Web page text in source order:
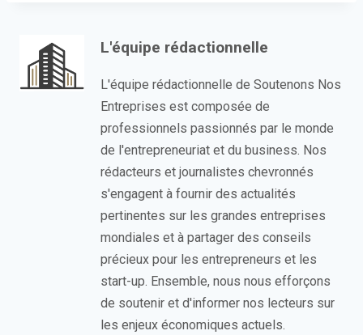
L'équipe rédactionnelle
L'équipe rédactionnelle de Soutenons Nos
Entreprises est composée de
professionnels passionnés par le monde
de l'entrepreneuriat et du business. Nos
rédacteurs et journalistes chevronnés
s'engagent à fournir des actualités
pertinentes sur les grandes entreprises
mondiales et à partager des conseils
précieux pour les entrepreneurs et les
start-up. Ensemble, nous nous efforçons
de soutenir et d'informer nos lecteurs sur
les enjeux économiques actuels.